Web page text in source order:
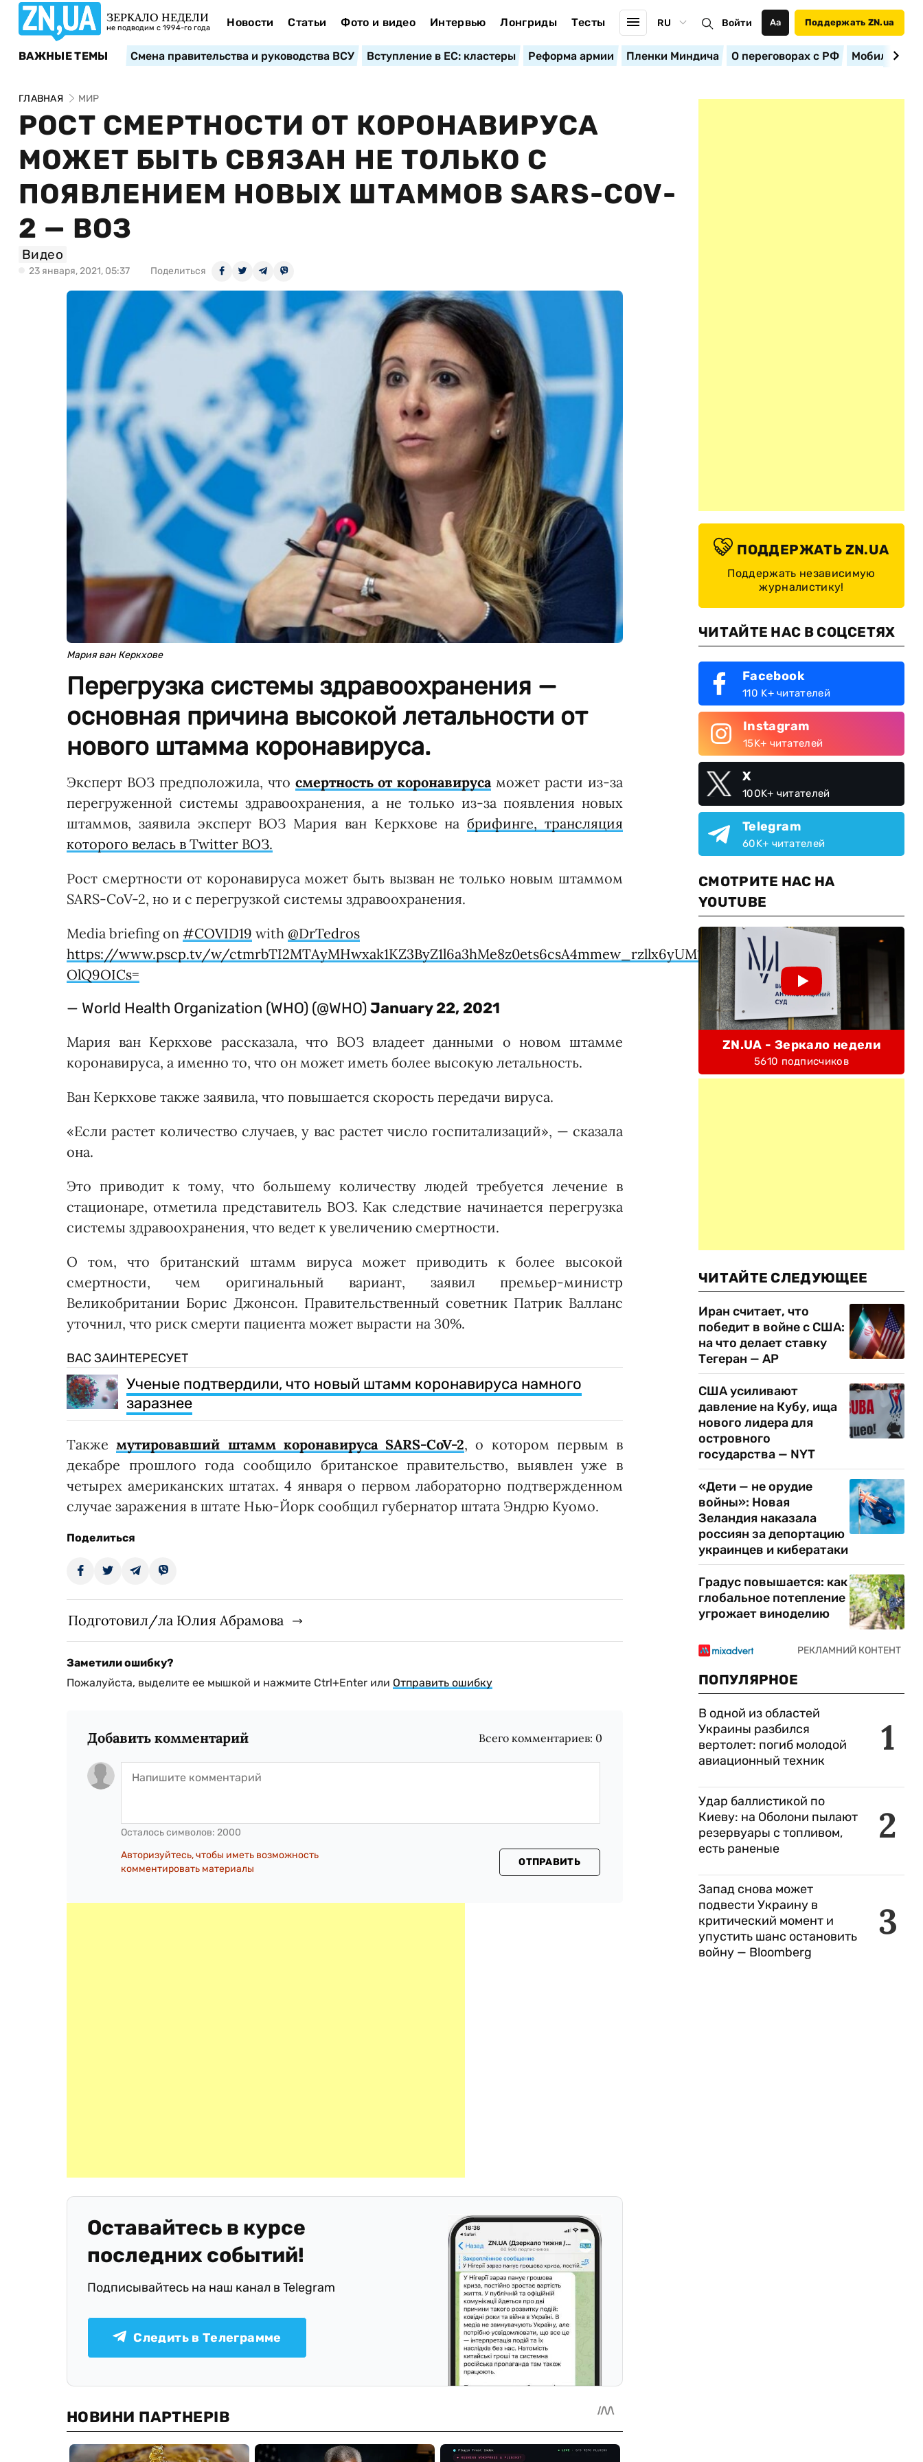
ЗЕРКАЛО НЕДЕЛИ
не подводим с 1994-го года Новости Статьи Фото и видео Интервью Лонгриды Тесты RU Войти Аа Поддержать ZN.ua
ВАЖНЫЕ ТЕМЫ Смена правительства и руководства ВСУ Вступление в ЕС: кластеры Реформа армии Пленки Миндича О переговорах с РФ
ГЛАВНАЯ МИР
РОСТ СМЕРТНОСТИ ОТ КОРОНАВИРУСА
МОЖЕТ БЫТЬ СВЯЗАН НЕ ТОЛЬКО С
ПОЯВЛЕНИЕМ НОВЫХ ШТАММОВ SARS-COV-
2 — ВОЗ
Видео
23 января, 2021, 05:37 Поделиться
Мария ван Керкхове
Перегрузка системы здравоохранения —
основная причина высокой летальности от
нового штамма коронавируса.
Эксперт ВОЗ предположила, что смертность от коронавирусаможет расти из-за
перегруженной системы здравоохранения, а не только из-за появления новых
штаммов, заявила эксперт ВОЗ Мария ван Керкхове набрифинге, трансляция
которого велась в Twitter ВОЗ.
Рост смертности от коронавируса может быть вызван не только новым штаммом
SARS-CoV-2, но и с перегрузкой системы здравоохранения.
Media briefing on #COVID19 with @DrTedros
https://www.pscp.tv/w/ctmrbTI2MTAyMHwxak1KZ3ByZ1l6a3hMe8z0ets6csA4mmew_rzllx6yUM10WMafxf-
OlQ9OICs=
— World Health Organization (WHO) (@WHO)January 22, 2021
Мария ван Керкхове рассказала, что ВОЗ владеет данными о новом штамме
коронавируса, а именно то, что он может иметь более высокую летальность.
Ван Керкхове также заявила, что повышается скорость передачи вируса.
«Если растет количество случаев, у вас растет число госпитализаций», — сказала
она.
Это приводит к тому, что большему количеству людей требуется лечение в
стационаре, отметила представитель ВОЗ. Как следствие начинается перегрузка
системы здравоохранения, что ведет к увеличению смертности.
О том, что британский штамм вируса может приводить к более высокой
смертности, чем оригинальный вариант, заявил премьер-министр
Великобритании Борис Джонсон. Правительственный советник Патрик Валланс
уточнил, что риск смерти пациента может вырасти на 30%.
ВАС ЗАИНТЕРЕСУЕТ
Ученые подтвердили, что новый штамм коронавируса намного
заразнее
Такжемутировавший штамм коронавируса SARS-CoV-2, о котором первым в
декабре прошлого года сообщило британское правительство, выявлен уже в
четырех американских штатах. 4 января о первом лабораторно подтвержденном
случае заражения в штате Нью-Йорк сообщил губернатор штата Эндрю Куомо.
Поделиться
Подготовил/ла Юлия Абрамова
Заметили ошибку?
Пожалуйста, выделите ее мышкой и нажмите Ctrl+Enter или Отправить ошибку
Добавить комментарий Всего комментариев: 0
Осталось символов: 2000
Авторизуйтесь, чтобы иметь возможность
комментировать материалы
ОТПРАВИТЬ
Оставайтесь в курсе
последних событий!
Подписывайтесь на наш канал в Telegram
Следить в Телеграмме
ПОДДЕРЖАТЬ ZN.UA
Поддержать независимую
журналистику!
ЧИТАЙТЕ НАС В СОЦСЕТЯХ
Facebook
110 K+ читателей
Instagram
15K+ читателей
X
100K+ читателей
Telegram
60K+ читателей
СМОТРИТЕ НАС НА
YOUTUBE
ZN.UA - Зеркало недели
5610 подписчиков
ЧИТАЙТЕ СЛЕДУЮЩЕЕ
Иран считает, что
победит в войне с США:
на что делает ставку
Тегеран — AP
США усиливают
давление на Кубу, ища
нового лидера для
островного
государства — NYT
«Дети — не орудие
войны»: Новая
Зеландия наказала
россиян за депортацию
украинцев и кибератаки
Градус повышается: как
глобальное потепление
угрожает виноделию
ПОПУЛЯРНОЕ
1
В одной из областей
Украины разбился
вертолет: погиб молодой
авиационный техник
2
Удар баллистикой по
Киеву: на Оболони пылают
резервуары с топливом,
есть раненые
3
Запад снова может
подвести Украину в
критический момент и
упустить шанс остановить
войну — Bloomberg